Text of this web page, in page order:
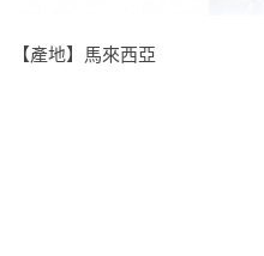
【產地】馬來西亞